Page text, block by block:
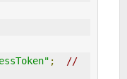
;
//